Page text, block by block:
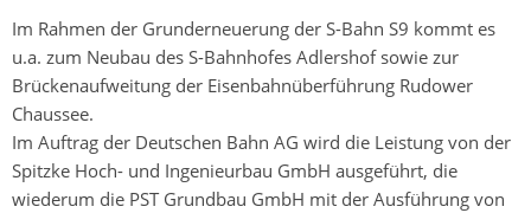
Im Rahmen der Grunderneuerung der S-Bahn S9 kommt es
u.a. zum Neubau des S-Bahnhofes Adlershof sowie zur
Brückenaufweitung der Eisenbahnüberführung Rudower
Chaussee.
Im Auftrag der Deutschen Bahn AG wird die Leistung von der
Spitzke Hoch- und Ingenieurbau GmbH ausgeführt, die
wiederum die PST Grundbau GmbH mit der Ausführung von